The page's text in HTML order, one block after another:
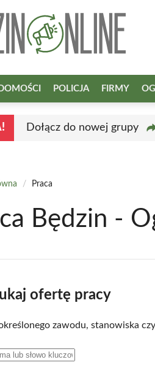
POLICJA FIRMY
Dołącz do nowej grupy
/ Praca
Będzin -
ofertę pracy
zawodu, stanowiska